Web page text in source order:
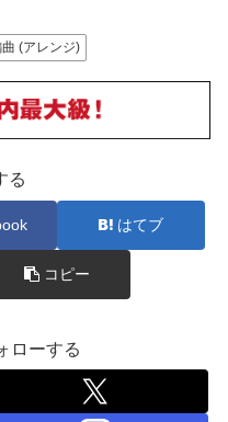
曲 (アレンジ)
る
はてブ
コピー
ローする